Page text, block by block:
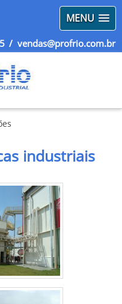
MENU
/ vendas@profrio.com.br
industriais